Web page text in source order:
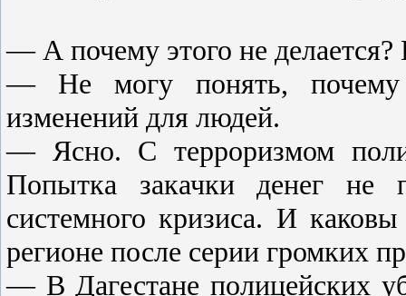
— А почему этого не
— Не могу понять, почему
изменений для людей.
— Ясно. С терроризмом
Попытка закачки денег не
системного кризиса. И
регионе после серии громких
— В Дагестане полицейских